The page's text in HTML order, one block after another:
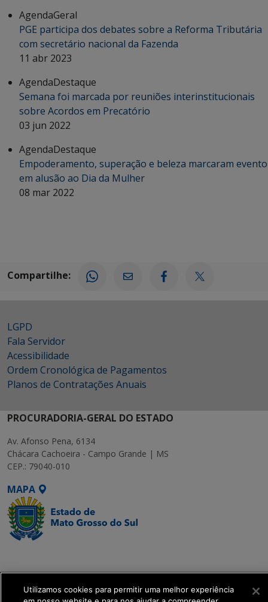
AgendaGeral
PGE participa dos debates sobre a Reforma Tributária
com secretário nacional da Fazenda
11 abr 2023
AgendaDestaque
Semana foi marcada por reuniões interinstitucionais
sobre Acordos em Precatório
03 jun 2022
AgendaDestaque
Empoderamento, superação e beleza marcaram evento
em alusão ao Dia da Mulher
08 mar 2022
Compartilhe:
LGPD
Fala Servidor
Acessibilidade
Ordem Cronológica de Pagamentos
Planos de Contratações Anuais
PROCURADORIA-GERAL DO ESTADO
Av. Afonso Pena, 6134
Chácara Cachoeira - Campo Grande | MS
CEP.: 79040-010
MAPA
Executiva de
Transformação Digital
Utilizamos cookies para permitir uma melhor experiência